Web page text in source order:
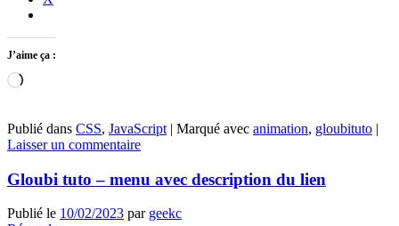
J’aime ça :
Chargement…
Publié dans CSS, JavaScript | Marqué avec animation, gloubituto |
Laisser un commentaire
Gloubi tuto – menu avec description du lien
Publié le 10/02/2023 par geekc